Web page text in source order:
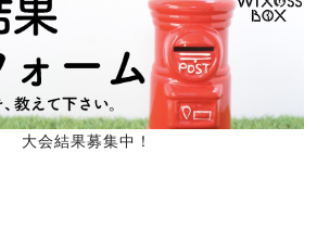
大会結果募集中！